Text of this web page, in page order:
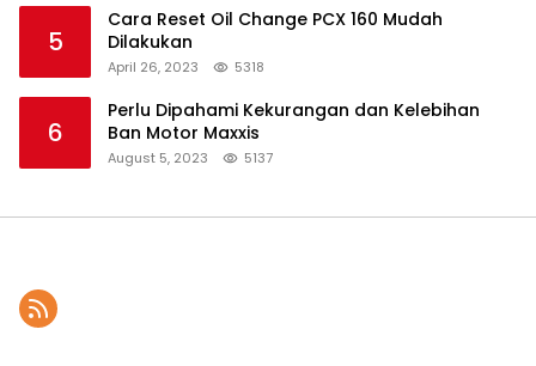
5
Cara Reset Oil Change PCX 160 Mudah
Dilakukan
April 26, 2023 5318
6
Perlu Dipahami Kekurangan dan Kelebihan
Ban Motor Maxxis
August 5, 2023 5137